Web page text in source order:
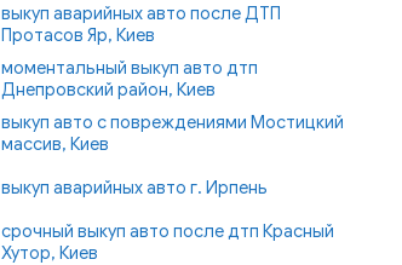
выкуп аварийных авто после ДТП
Протасов Яр, Киев
моментальный выкуп авто дтп
Днепровский район, Киев
выкуп авто с повреждениями Мостицкий
массив, Киев
выкуп аварийных авто г. Ирпень
срочный выкуп авто после дтп Красный
Хутор, Киев